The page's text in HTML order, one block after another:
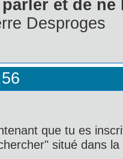
parler et de
Desproges
que tu es
situé dans